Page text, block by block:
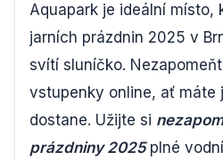
Aquapark je ideální místo,
jarních prázdnin 2025 v
svítí sluníčko.
vstupenky online, ať máte
dostane. Užijte si
prázdniny 2025plné